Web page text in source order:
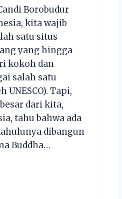
Borobudur
kita wajib
satu situs
yang hingga
kokoh dan
salah satu
UNESCO). Tapi,
dari kita,
tahu bahwa ada
dibangun
Buddha…